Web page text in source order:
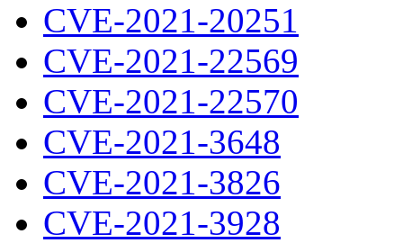
CVE-2021-20251
CVE-2021-22569
CVE-2021-22570
CVE-2021-3648
CVE-2021-3826
CVE-2021-3928